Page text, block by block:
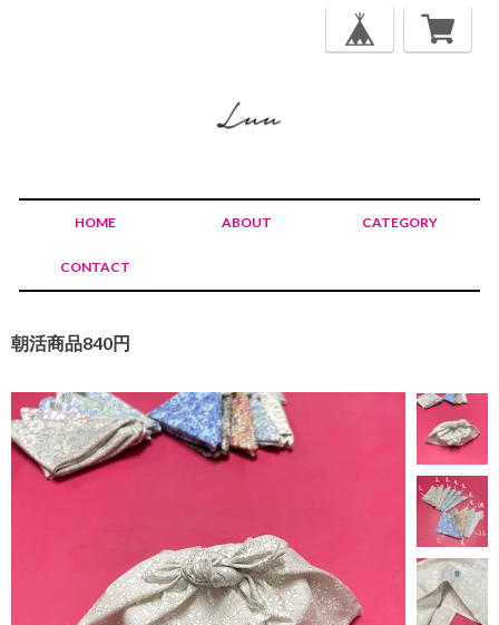
HOME ABOUT CATEGORY
CONTACT
朝活商品840円